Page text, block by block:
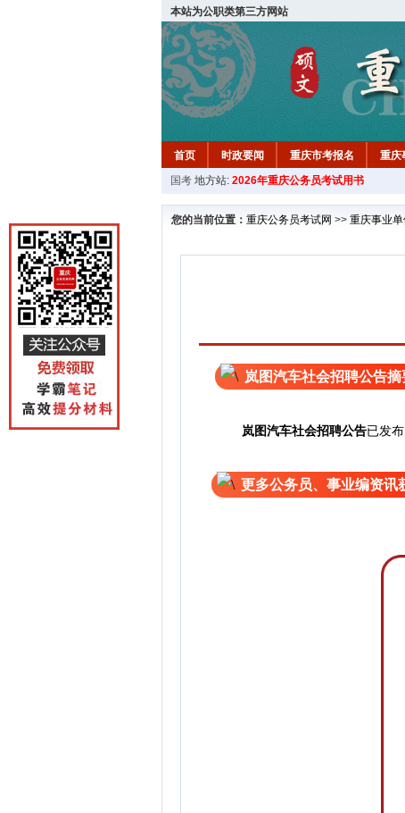
本站为公职类第三方网站
首页 时政要闻 重庆市考报名 重庆
国考 地方站: 2026年重庆公务员考试用书
您的当前位置： 重庆公务员考试网 >> 重庆事业
岚图汽车社会招聘公告摘
岚图汽车社会招聘公告已发布
更多公务员、事业编资讯